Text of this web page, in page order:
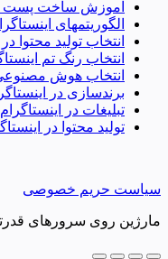
آموزش ساخت پست و
الگوریتمهای
انتخاب تولید محتوا
انتخاب رنگ تم
انتخاب هوش
برندسازی در
تبلیغات در اینستاگرام
تولید محتوا در
سیاست حریم خصوصی
مارژین روی سرورهای